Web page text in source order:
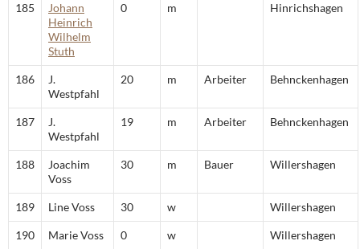
185
Johann
Heinrich
Wilhelm
Stuth
0 m Hinrichshagen
186
J.
Westpfahl
20 m Arbeiter Behnckenhagen
187
J.
Westpfahl
19 m Arbeiter Behnckenhagen
188
Joachim
Voss
30 m Bauer Willershagen
189 Line Voss 30 w Willershagen
190 Marie Voss 0 w Willershagen